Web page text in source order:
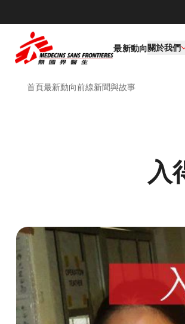
最新動向關於我們
首頁最新動向前線新聞與故事
入